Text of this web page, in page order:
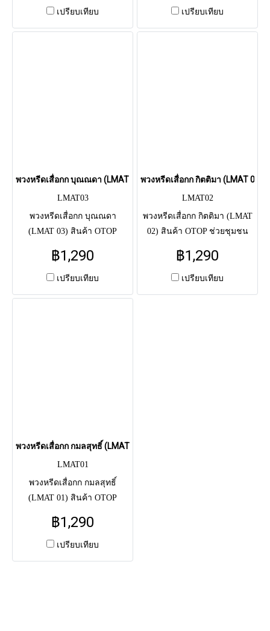
และนิรันดร์ สวยทนสมเกียรติ
เปรียบเทียบ
อ่อนโยนต่อใจ สวยงามยาวนาน
เปรียบเทียบ
พวงหรีดเสื่อกก บุณณดา (LMAT 03)
LMAT03
พวงหรีดเสื่อกก บุณณดา
(LMAT 03) สินค้า OTOP
ประดิษฐ์ สีน้ำเงินตัดชมพู โดด
เด่นสะดุดตา สื่อถึงความเข้ม
฿1,290
เปรียบเทียบ
พวงหรีดเสื่อกก กิตติมา (LMAT 02)
LMAT02
พวงหรีดเสื่อกก กิตติมา (LMAT
02) สินค้า OTOP ช่วยชุมชน
ม่วง-ขาว หรูหรา สง่างาม สื่อถึง
ความอาลัยรักและความทรงจำ
฿1,290
เปรียบเทียบ
พวงหรีดเสื่อกก กมลสุทธิ์ (LMAT 01)
LMAT01
พวงหรีดเสื่อกก กมลสุทธิ์
(LMAT 01) สินค้า OTOP
120x200 ซม. ประดับ ดอกไม้
ประดิษฐ์เกรดพรีเมียม สีขาว
฿1,290
เปรียบเทียบ